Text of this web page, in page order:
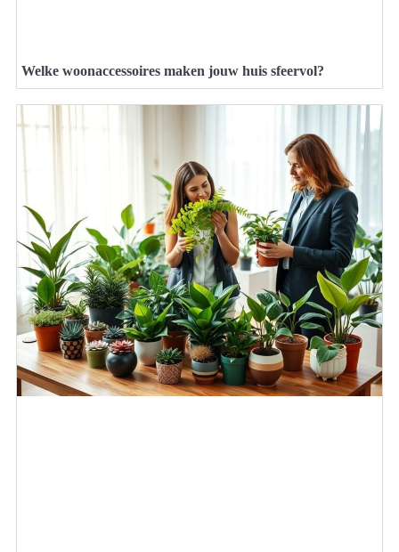
Welke woonaccessoires maken jouw huis sfeervol?